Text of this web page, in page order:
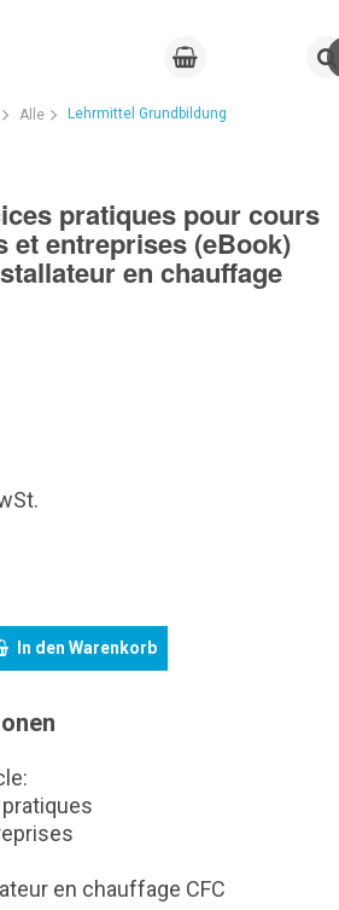
Alle Lehrmittel Grundbildung
pratiques pour cours
et entreprises (eBook)
en chauffage
In den Warenkorb
en chauffage CFC